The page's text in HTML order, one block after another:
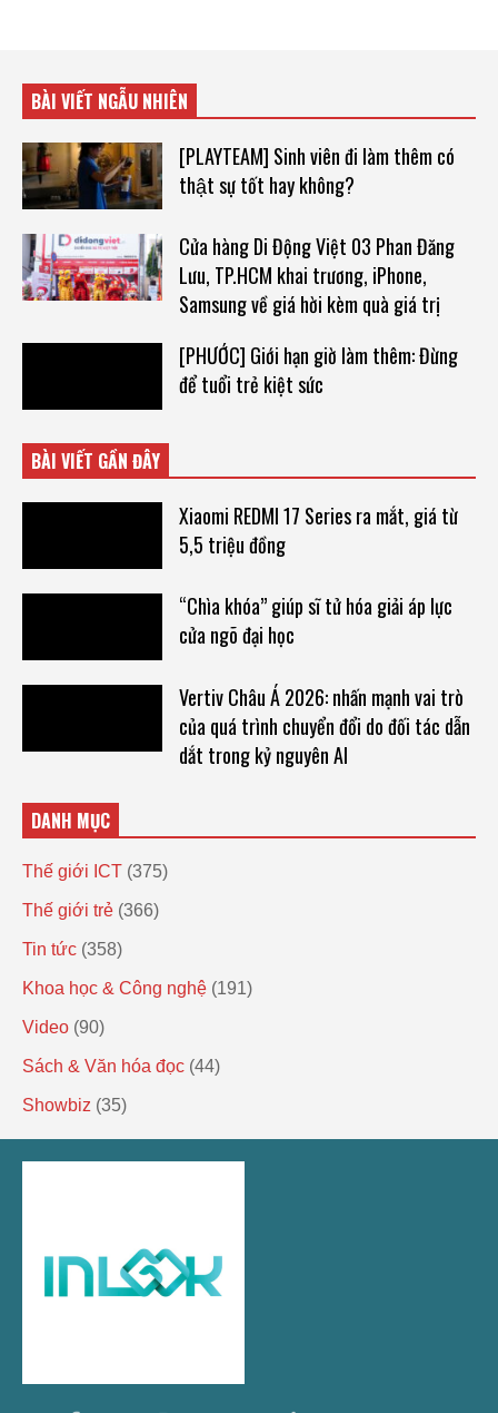
BÀI VIẾT NGẪU NHIÊN
[PLAYTEAM] Sinh viên đi làm thêm có
thật sự tốt hay không?
Cửa hàng Di Động Việt 03 Phan Đăng
Lưu, TP.HCM khai trương, iPhone,
Samsung về giá hời kèm quà giá trị
[PHƯỚC] Giới hạn giờ làm thêm: Đừng
để tuổi trẻ kiệt sức
BÀI VIẾT GẦN ĐÂY
Xiaomi REDMI 17 Series ra mắt, giá từ
5,5 triệu đồng
“Chìa khóa” giúp sĩ tử hóa giải áp lực
cửa ngõ đại học
Vertiv Châu Á 2026: nhấn mạnh vai trò
của quá trình chuyển đổi do đối tác dẫn
dắt trong kỷ nguyên AI
DANH MỤC
Thế giới ICT (375)
Thế giới trẻ (366)
Tin tức (358)
Khoa học & Công nghệ (191)
Video (90)
Sách & Văn hóa đọc (44)
Showbiz (35)